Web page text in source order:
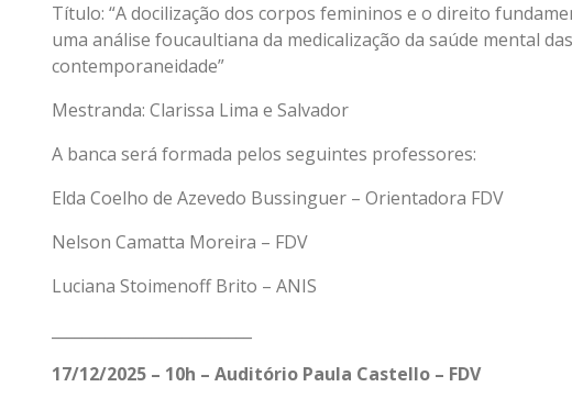
Título: “A docilização dos corpos femininos e o direito
uma análise foucaultiana da medicalização da saúde mental
contemporaneidade”
Mestranda: Clarissa Lima e Salvador
A banca será formada pelos seguintes professores:
Elda Coelho de Azevedo Bussinguer – Orientadora FDV
Nelson Camatta Moreira – FDV
Luciana Stoimenoff Brito – ANIS
17/12/2025 – 10h – Auditório Paula Castello – FDV